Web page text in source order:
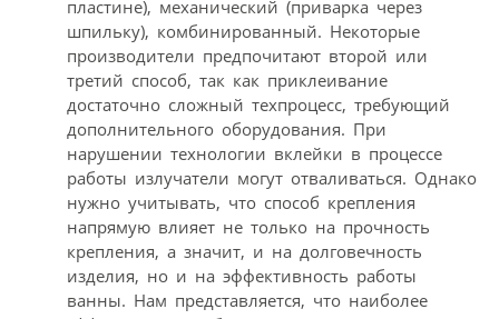
пластине), механический (приварка через
шпильку), комбинированный. Некоторые
производители предпочитают второй или
третий способ, так как приклеивание
достаточно сложный техпроцесс, требующий
дополнительного оборудования. При
нарушении технологии вклейки в процессе
работы излучатели могут отваливаться. Однако
нужно учитывать, что способ крепления
напрямую влияет не только на прочность
крепления, а значит, и на долговечность
изделия, но и на эффективность работы
ванны. Нам представляется, что наиболее